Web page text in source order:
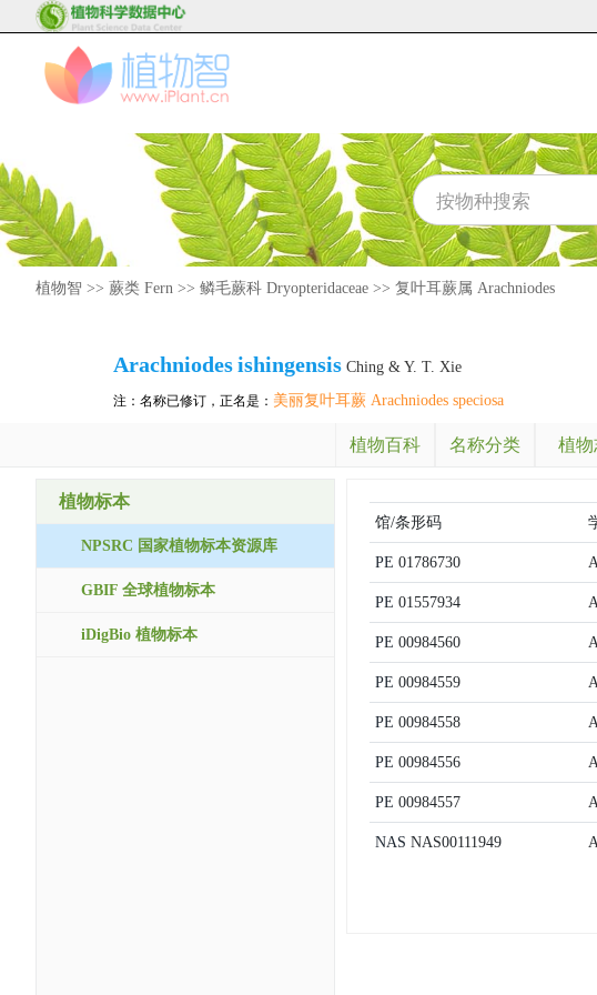
植物智 >> 蕨类 Fern >> 鳞毛蕨科 Dryopteridaceae >> 复叶耳蕨属 Arachniodes
Arachniodesishingensis Ching & Y. T. Xie
注：名称已修订，正名是： 美丽复叶耳蕨 Arachniodes speciosa
植物百科 名称分类 植物
植物标本
NPSRC 国家植物标本资源库
GBIF 全球植物标本
iDigBio 植物标本
馆/条形码
PE 01786730
PE 01557934
PE 00984560
PE 00984559
PE 00984558
PE 00984556
PE 00984557
NAS NAS00111949